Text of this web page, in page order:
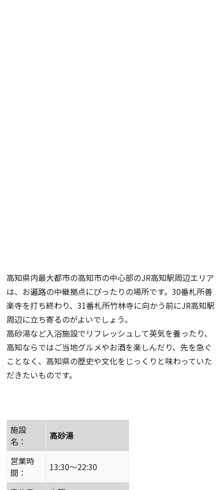
高知県内最大都市の高知市の中心部のJR高知駅周辺エリア
は、お遍路の中継拠点にぴったりの場所です。30番札所善
楽寺を打ち終わり、31番札所竹林寺に向かう前にJR高知駅
周辺に立ち寄るのがよいでしょう。
高砂湯など入浴施設でリフレッシュして英気を養ったり、
高知ならではご当地グルメやお酒を楽しんだり、先を急ぐ
ことなく、高知県の歴史や文化をじっくりと味わっていた
だきたいものです。
施設
名：
高砂湯
営業時
間：
13:30～22:30